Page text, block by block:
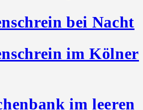
bei Nacht
im Kölner
im leeren